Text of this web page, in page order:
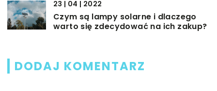
23 | 04 | 2022
Czym są lampy solarne i dlaczego
warto się zdecydować na ich zakup?
DODAJ KOMENTARZ